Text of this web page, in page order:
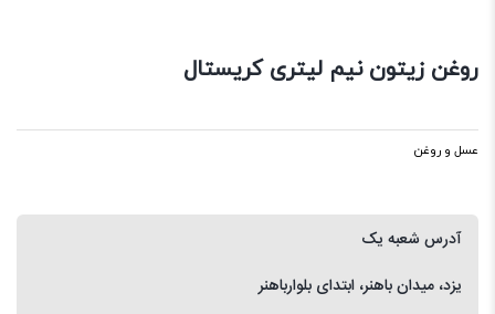
روغن زیتون نیم لیتری کریستال
عسل و روغن
آدرس شعبه یک
یزد، میدان باهنر، ابتدای بلوارباهنر